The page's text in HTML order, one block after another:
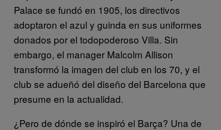
Palace se fundó en 1905, los directivos
adoptaron el azul y guinda en sus uniformes
donados por el todopoderoso Villa. Sin
embargo, el manager Malcolm Allison
transformó la imagen del club en los 70, y el
club se adueñó del diseño del Barcelona que
presume en la actualidad.
¿Pero de dónde se inspiró el Barça? Una de